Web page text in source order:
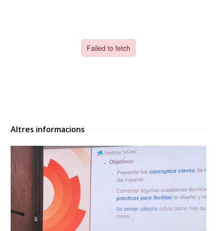
Altres informacions